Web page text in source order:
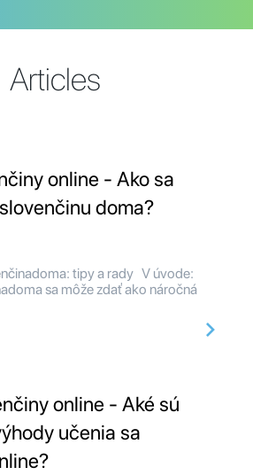
Articles
online - Ako sa
doma?
tipy a rady V úvode:
sa môže zdať ako náročná
online - Aké sú
učenia sa